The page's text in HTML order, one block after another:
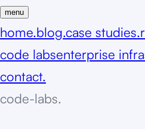
menu
home.blog.case studies.
code labsenterprise
contact.
code-labs.